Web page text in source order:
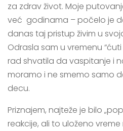
za zdrav život. Moje
već godinama – počelo je
danas taj pristup živim u
Odrasla sam u vremenu
rad shvatila da vaspitanje i
moramo i ne smemo samo
decu.
Priznajem, najteže je bilo
reakcije, ali to uloženo